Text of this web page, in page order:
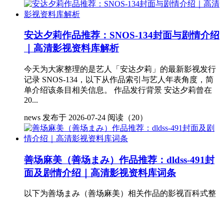
安达夕莉作品推荐：SNOS-134封面与剧情介绍
｜高清影视资料库解析
今天为大家整理的是艺人「安达夕莉」的最新影视发行
记录 SNOS-134，以下从作品索引与艺人年表角度，简
单介绍该条目相关信息。 作品发行背景 安达夕莉曾在
20...
news 发布于 2026-07-24 阅读（20）
善场麻美（善场まみ）作品推荐：dldss-491封
面及剧情介绍｜高清影视资料库词条
以下为善场まみ（善场麻美）相关作品的影视百科式整